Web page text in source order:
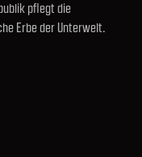
pflegt die
Erbe der Unterwelt.